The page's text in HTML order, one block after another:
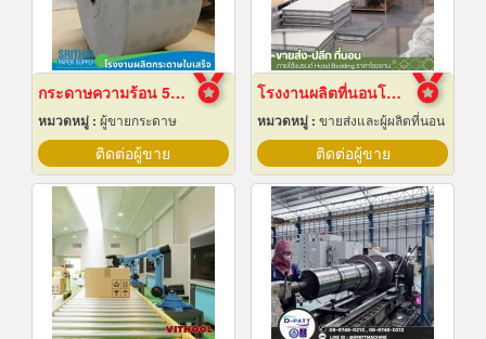
กระดาษความร้อน 57x80 ราคาส่ง
หมวดหมู่ : ผู้ขายกระดาษ
ติดต่อผู้ขาย
โรงงานผลิตที่นอนโรงแรม
หมวดหมู่ : ขายส่งและผู้ผลิตที่นอน
ติดต่อผู้ขาย